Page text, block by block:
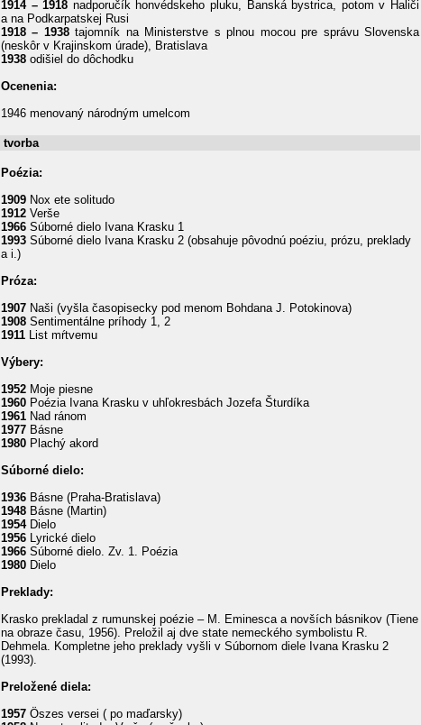
1914 – 1918 nadporučík honvédskeho pluku, Banská bystrica, potom v Haliči
a na Podkarpatskej Rusi
1918 – 1938tajomník na Ministerstve s plnou mocou pre správu Slovenska
(neskôr v Krajinskom úrade), Bratislava
1938 odišiel do dôchodku
Ocenenia:
1946 menovaný národným umelcom
tvorba
Poézia:
1909 Nox ete solitudo
1912 Verše
1966 Súborné dielo Ivana Krasku 1
1993 Súborné dielo Ivana Krasku 2 (obsahuje pôvodnú poéziu, prózu, preklady
a i.)
Próza:
1907 Naši (vyšla časopisecky pod menom Bohdana J. Potokinova)
1908 Sentimentálne príhody 1, 2
1911 List mŕtvemu
Výbery:
1952 Moje piesne
1960 Poézia Ivana Krasku v uhľokresbách Jozefa Šturdíka
1961 Nad ránom
1977 Básne
1980 Plachý akord
Súborné dielo:
1936 Básne (Praha-Bratislava)
1948 Básne (Martin)
1954Dielo
1956 Lyrické dielo
1966 Súborné dielo. Zv. 1. Poézia
1980 Dielo
Preklady:
Krasko prekladal z rumunskej poézie – M. Eminesca a novších básnikov (Tiene
na obraze času, 1956). Preložil aj dve state nemeckého symbolistu R.
Dehmela. Kompletne jeho preklady vyšli v Súbornom diele Ivana Krasku 2
(1993).
Preložené diela:
1957 Öszes versei ( po maďarsky)